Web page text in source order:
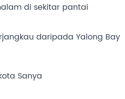
di sekitar pantai
daripada Yalong Bay
Sanya